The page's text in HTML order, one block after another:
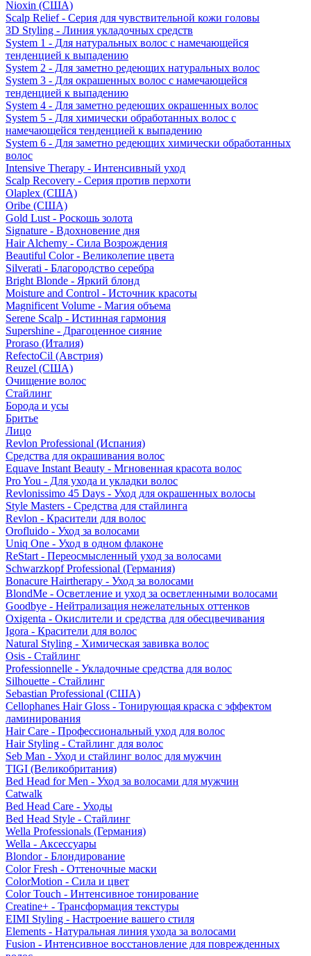
Nioxin (США)
Scalp Relief - Серия для чувствительной кожи головы
3D Styling - Линия укладочных средств
System 1 - Для натуральных волос с намечающейся
тенденцией к выпадению
System 2 - Для заметно редеющих натуральных волос
System 3 - Для окрашенных волос с намечающейся
тенденцией к выпадению
System 4 - Для заметно редеющих окрашенных волос
System 5 - Для химически обработанных волос с
намечающейся тенденцией к выпадению
System 6 - Для заметно редеющих химически обработанных
волос
Intensive Therapy - Интенсивный уход
Scalp Recovery - Серия против перхоти
Olaplex (США)
Oribe (США)
Gold Lust - Роскошь золота
Signature - Вдохновение дня
Hair Alchemy - Сила Возрождения
Beautiful Color - Великолепие цвета
Silverati - Благородство серебра
Bright Blonde - Яркий блонд
Moisture and Control - Источник красоты
Magnificent Volume - Магия объема
Serene Scalp - Истинная гармония
Supershine - Драгоценное сияние
Proraso (Италия)
RefectoCil (Австрия)
Reuzel (США)
Очищение волос
Стайлинг
Борода и усы
Бритье
Лицо
Revlon Professional (Испания)
Средства для окрашивания волос
Equave Instant Beauty - Мгновенная красота волос
Pro You - Для ухода и укладки волос
Revlonissimo 45 Days - Уход для окрашенных волосы
Style Masters - Средства для стайлинга
Revlon - Красители для волос
Orofluido - Уход за волосами
Uniq One - Уход в одном флаконе
ReStart - Переосмысленный уход за волосами
Schwarzkopf Professional (Германия)
Bonacure Hairtherapy - Уход за волосами
BlondMe - Осветление и уход за осветленными волосами
Goodbye - Нейтрализация нежелательных оттенков
Oxigenta - Окислители и средства для обесцвечивания
Igora - Красители для волос
Natural Styling - Химическая завивка волос
Osis - Стайлинг
Professionnelle - Укладочные средства для волос
Silhouette - Стайлинг
Sebastian Professional (США)
Cellophanes Hair Gloss - Тонирующая краска с эффектом
ламинирования
Hair Care - Профессиональный уход для волос
Hair Styling - Стайлинг для волос
Seb Man - Уход и стайлинг волос для мужчин
TIGI (Великобритания)
Bed Head for Men - Уход за волосами для мужчин
Catwalk
Bed Head Care - Уходы
Bed Head Style - Стайлинг
Wella Professionals (Германия)
Wella - Аксессуары
Blondor - Блондирование
Color Fresh - Оттеночные маски
ColorMotion - Сила и цвет
Color Touch - Интенсивное тонирование
Creatine+ - Трансформация текстуры
EIMI Styling - Настроение вашего стиля
Elements - Натуральная линия ухода за волосами
Fusion - Интенсивное восстановление для поврежденных